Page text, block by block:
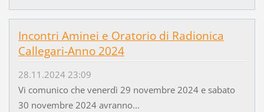
Incontri Aminei e Oratorio di Radionica
Callegari-Anno 2024
28.11.2024 23:09
Vi comunico che venerdì 29 novembre 2024 e sabato
30 novembre 2024 avranno...